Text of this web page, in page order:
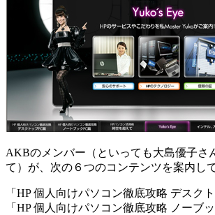
AKBのメンバー（といっても大島優子さ
て）が、次の６つのコンテンツを案内し
「HP 個人向けパソコン徹底攻略 デスクト
「HP 個人向けパソコン徹底攻略 ノーブッ